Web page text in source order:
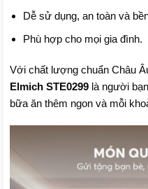
Dễ sử dụng, an toàn và
Phù hợp cho mọi gia đình.
Với chất lượng chuẩn Châu
Elmich STE0299là người bạn
bữa ăn thêm ngon và mỗi